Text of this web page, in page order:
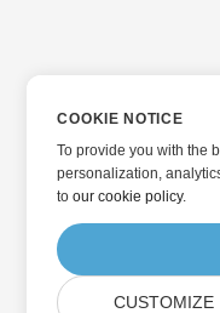
COOKIE NOTICE
To provide you with the
personalization,
toour cookie policy.
CUSTOMIZE